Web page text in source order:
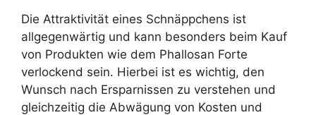
Die Attraktivität eines Schnäppchens ist
allgegenwärtig und kann besonders beim Kauf
von Produkten wie dem Phallosan Forte
verlockend sein. Hierbei ist es wichtig, den
Wunsch nach Ersparnissen zu verstehen und
gleichzeitig die Abwägung von Kosten und